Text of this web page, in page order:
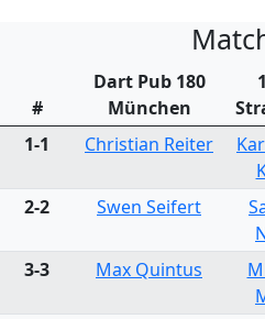
#
Dart Pub 180
München
1-1
Christian Reiter
2-2 Swen Seifert
3-3 Max Quintus